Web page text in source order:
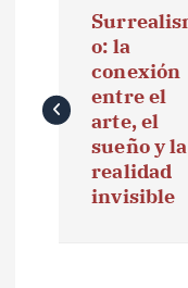
v
e
o: la
conexión
entre el
arte, el
sueño y la
realidad
invisible